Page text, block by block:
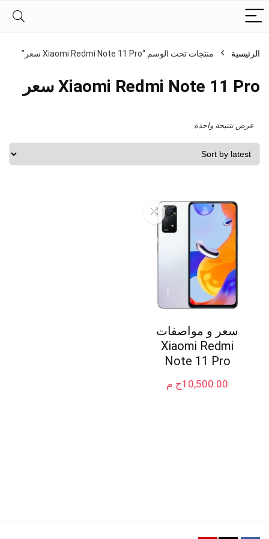
الرئيسية منتجات تحت الوسم “Xiaomi Redmi Note 11 Pro سعر”
Xiaomi Redmi Note 11 Pro سعر
عرض نتتيجة واحدة
سعر و مواصفات
Xiaomi Redmi
Note 11 Pro
ج.م10,500.00